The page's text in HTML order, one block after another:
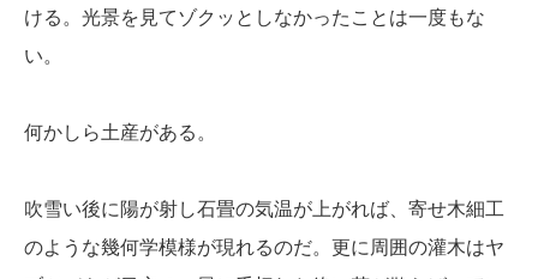
ける。光景を見てゾクッとしなかったことは一度もな
い。
何かしら土産がある。
吹雪い後に陽が射し石畳の気温が上がれば、寄せ木細工
のような幾何学模様が現れるのだ。更に周囲の灌木はヤ